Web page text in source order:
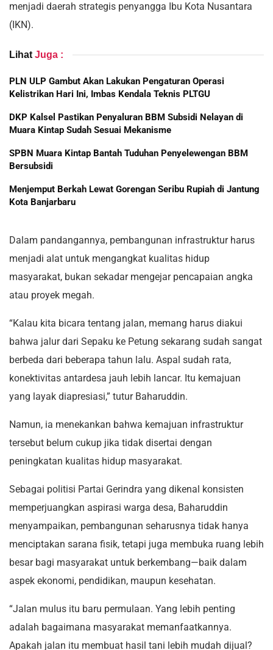
menjadi daerah strategis penyangga Ibu Kota Nusantara
(IKN).
Lihat Juga :
PLN ULP Gambut Akan Lakukan Pengaturan Operasi
Kelistrikan Hari Ini, Imbas Kendala Teknis PLTGU
DKP Kalsel Pastikan Penyaluran BBM Subsidi Nelayan di
Muara Kintap Sudah Sesuai Mekanisme
SPBN Muara Kintap Bantah Tuduhan Penyelewengan BBM
Bersubsidi
Menjemput Berkah Lewat Gorengan Seribu Rupiah di Jantung
Kota Banjarbaru
Dalam pandangannya, pembangunan infrastruktur harus
menjadi alat untuk mengangkat kualitas hidup
masyarakat, bukan sekadar mengejar pencapaian angka
atau proyek megah.
“Kalau kita bicara tentang jalan, memang harus diakui
bahwa jalur dari Sepaku ke Petung sekarang sudah sangat
berbeda dari beberapa tahun lalu. Aspal sudah rata,
konektivitas antardesa jauh lebih lancar. Itu kemajuan
yang layak diapresiasi,” tutur Baharuddin.
Namun, ia menekankan bahwa kemajuan infrastruktur
tersebut belum cukup jika tidak disertai dengan
peningkatan kualitas hidup masyarakat.
Sebagai politisi Partai Gerindra yang dikenal konsisten
memperjuangkan aspirasi warga desa, Baharuddin
menyampaikan, pembangunan seharusnya tidak hanya
menciptakan sarana fisik, tetapi juga membuka ruang lebih
besar bagi masyarakat untuk berkembang—baik dalam
aspek ekonomi, pendidikan, maupun kesehatan.
“Jalan mulus itu baru permulaan. Yang lebih penting
adalah bagaimana masyarakat memanfaatkannya.
Apakah jalan itu membuat hasil tani lebih mudah dijual?